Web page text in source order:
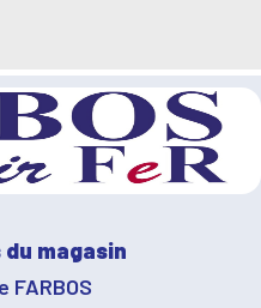
magasin
FARBOS